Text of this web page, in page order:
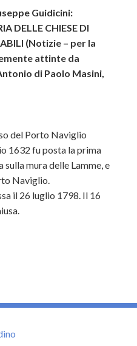
Guidicini:
DELLE CHIESE DI
(Notizie – per la
attinte da
di Paolo Masini,
del Porto Naviglio
1632 fu posta la prima
mura delle Lamme, e
Naviglio.
il 26 luglio 1798. Il 16